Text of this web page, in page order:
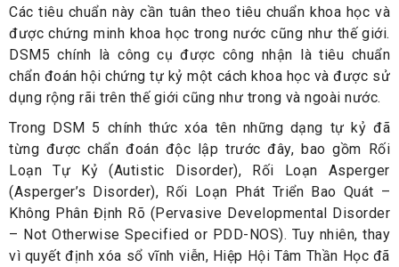
Các tiêu chuẩn này cần tuân theo tiêu chuẩn khoa học và
được chứng minh khoa học trong nước cũng như thế giới.
DSM5 chính là công cụ được công nhận là tiêu chuẩn
chẩn đoán hội chứng tự kỷ một cách khoa học và được sử
dụng rộng rãi trên thế giới cũng như trong và ngoài nước.
Trong DSM 5 chính thức xóa tên những dạng tự kỷ đã
từng được chẩn đoán độc lập trước đây, bao gồm Rối
Loạn Tự Kỷ (Autistic Disorder), Rối Loạn Asperger
(Asperger’s Disorder), Rối Loạn Phát Triển Bao Quát –
Không Phân Định Rõ (Pervasive Developmental Disorder
– Not Otherwise Specified or PDD-NOS). Tuy nhiên, thay
vì quyết định xóa sổ vĩnh viễn, Hiệp Hội Tâm Thần Học đã